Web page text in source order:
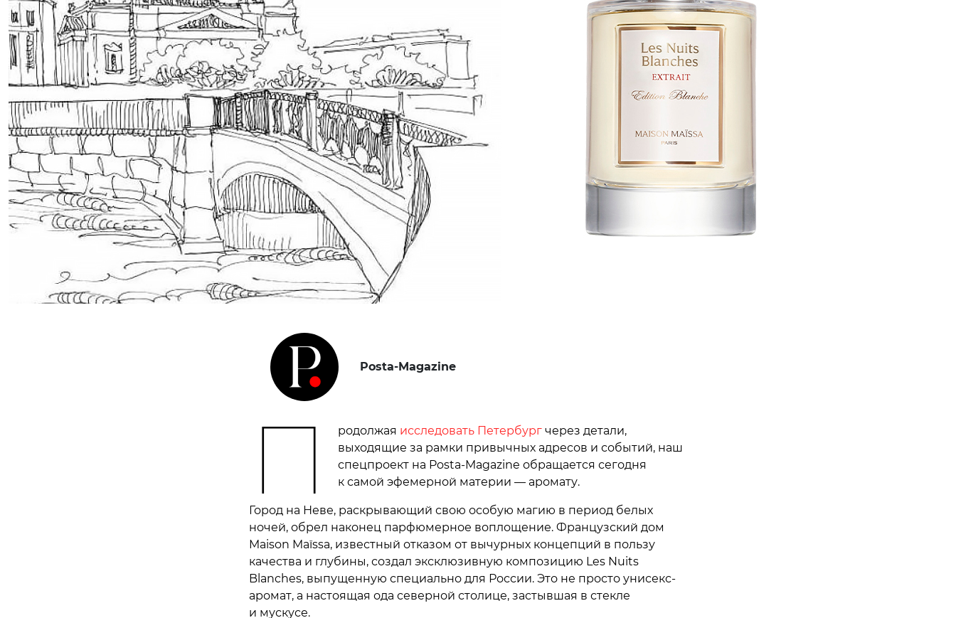
Posta-Magazine
П родолжая исследовать Петербургчерез детали,
выходящие за рамки привычных адресов и событий, наш
спецпроект на Posta-Magazine обращается сегодня
к самой эфемерной материи — аромату.
Город на Неве, раскрывающий свою особую магию в период белых
ночей, обрел наконец парфюмерное воплощение. Французский дом
Maison Maïssa, известный отказом от вычурных концепций в пользу
качества и глубины, создал эксклюзивную композицию Les Nuits
Blanches, выпущенную специально для России. Это не просто унисекс-
аромат, а настоящая ода северной столице, застывшая в стекле
и мускусе.